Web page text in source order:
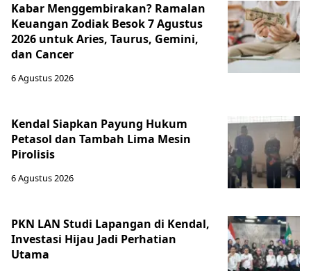
Kabar Menggembirakan? Ramalan
Keuangan Zodiak Besok 7 Agustus
2026 untuk Aries, Taurus, Gemini,
dan Cancer
6 Agustus 2026
Kendal Siapkan Payung Hukum
Petasol dan Tambah Lima Mesin
Pirolisis
6 Agustus 2026
PKN LAN Studi Lapangan di Kendal,
Investasi Hijau Jadi Perhatian
Utama